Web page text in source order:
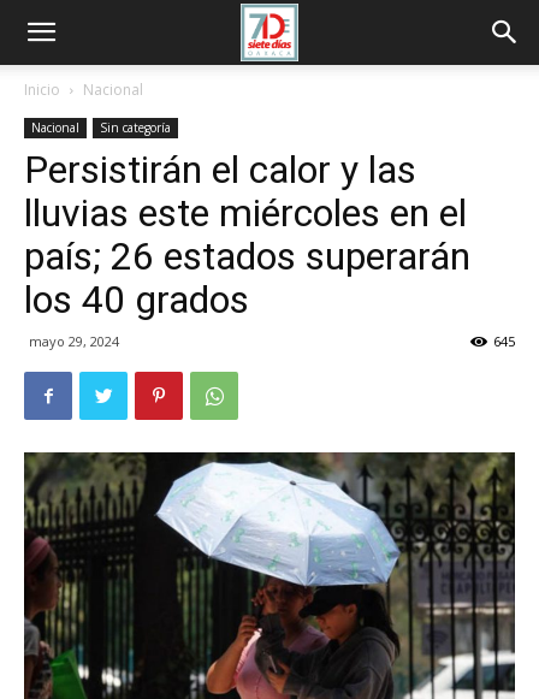
Inicio Nacional
Nacional Sin categoría
Persistirán el calor y las
lluvias este miércoles en el
país; 26 estados superarán
los 40 grados
mayo 29, 2024 645